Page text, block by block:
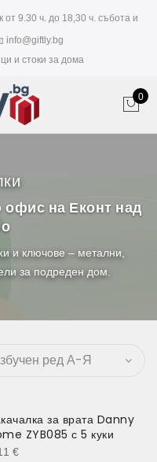
9.30 ч. до 18,30 ч. събота и
info@giftly.bg
и стоки за дома
0
офис на Еконт над
и ключове – метални,
за подреден дом.
за врата Danny
ZYB085 с 5 куки
€